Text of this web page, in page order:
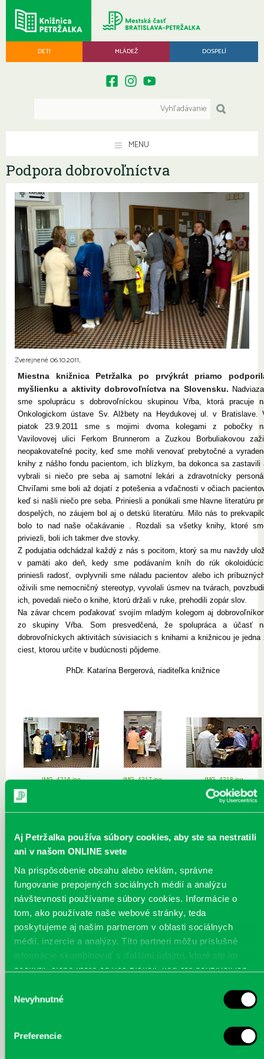
Aj Petržalka používa súbory cookies, aby ste sa nestratili
ani v našom ONLINE svete
Na prispôsobenie obsahu alebo reklám, správne
fungovanie prepojených sociálnych médií a analýzu
návštevnosti používame súbory cookies. Informácie o
tom, ako používate naše webové stránky, teda
poskytujeme aj našim partnerom v oblasti sociálnych
médií, inzercie a analýzy. Títo partneri môžu príslušné
informácie skombinovať s ďalšími údajmi, ktoré ste im
poskytli, alebo ktoré od vás získali, keď ste používali ich
súhlasu
Nevyhnutné
Preferencie
DETI MLÁDEŽ DOSPELÍ
MENU
Podpora dobrovoľníctva
Zverejnené 06.10.2011,
Miestna knižnica Petržalka po prvýkrát priamo
myšlienku a aktivity dobrovoľníctva na Slovensku.
sme spoluprácu s dobrovoľníckou skupinou Vŕba, ktorá pracuje
Onkologickom ústave Sv. Alžbety na Heydukovej ul. v Bratislave.
piatok 23.9.2011 sme s mojimi dvoma kolegami z pobočky
Vavilovovej ulici Ferkom Brunnerom a Zuzkou Borbuliakovou
neopakovateľné pocity, keď sme mohli venovať prebytočné a
knihy z nášho fondu pacientom, ich blízkym, ba dokonca sa zastavili
vybrali si niečo pre seba aj samotní lekári a zdravotnícky
Chvíľami sme boli až dojatí z potešenia a vďačnosti v očiach
keď si našli niečo pre seba. Priniesli a ponúkali sme hlavne literatúru
dospelých, no záujem bol aj o detskú literatúru. Milo nás to
bolo to nad naše očakávanie . Rozdali sa všetky knihy, ktoré
priviezli, boli ich takmer dve stovky.
Z podujatia odchádzal každý z nás s pocitom, ktorý sa mu navždy
v pamäti ako deň, kedy sme podávaním kníh do rúk
priniesli radosť, ovplyvnili sme náladu pacientov alebo ich
oživili sme nemocničný stereotyp, vyvolali úsmev na tvárach,
ich, povedali niečo o knihe, ktorú držali v ruke, prehodili zopár slov.
Na závar chcem poďakovať svojím mladým kolegom aj
zo skupiny Vŕba. Som presvedčená, že spolupráca a účasť
dobrovoľníckych aktivitách súvisiacich s knihami a knižnicou je jedna
ciest, ktorou určite v budúcnosti pôjdeme.
PhDr. Katarína Bergerová, riaditeľka knižnice
IMG_4216.jpg IMG_4217.jpg IMG_4218.jpg
IMG_4219.jpg IMG_4220.jpg
IMG_4222.jpg IMG_4223.jpg IMG_4224.jpg
IMG_4225.jpg IMG_4227.jpg